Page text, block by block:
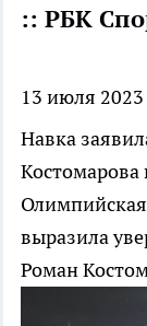
:: РБК
13 июля 2023
Навка
Костомарова
выразила
Роман